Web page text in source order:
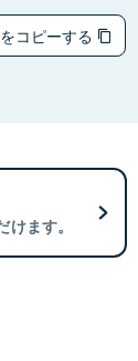
コピーする
ます。